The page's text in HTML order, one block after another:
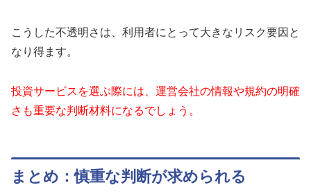
こうした不透明さは、利用者にとって大きなリスク要因と
なり得ます。
投資サービスを選ぶ際には、運営会社の情報や規約の明確
さも重要な判断材料になるでしょう。
まとめ：慎重な判断が求められる